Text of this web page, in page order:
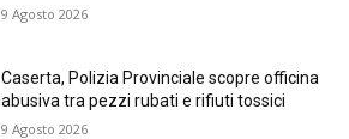
9 Agosto 2026
Caserta, Polizia Provinciale scopre officina
abusiva tra pezzi rubati e rifiuti tossici
9 Agosto 2026